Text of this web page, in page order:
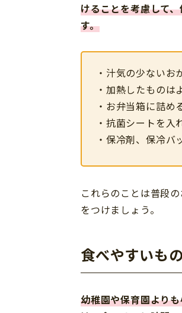
けることを考慮して
す。
・汁気の少ないお
・加熱したものは
・お弁当箱に詰
・抗菌シートを入
・保冷剤、保冷バ
これらのことは普段
をつけましょう。
食べやすいも
幼稚園や保育園より